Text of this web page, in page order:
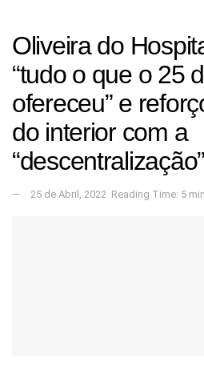
Oliveira do
“tudo o que o 25
ofereceu” e
do interior com a
“descentralização”
25 de Abril, 2022 Reading Time: 5